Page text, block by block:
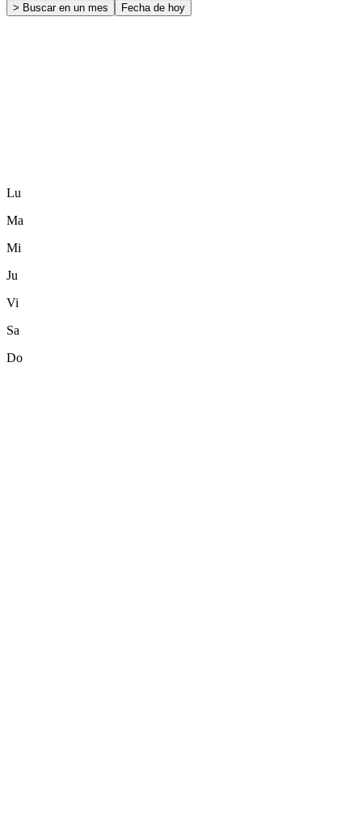
> Buscar en un mes Fecha de hoy
Lu
Ma
Mi
Ju
Vi
Sa
Do